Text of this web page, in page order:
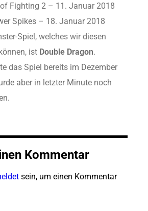
of Fighting 2 – 11. Januar 2018
Spikes – 18. Januar 2018
Spiel, welches wir diesen
ist Double Dragon.
das Spiel bereits im Dezember
aber in letzter Minute noch
Kommentar
sein, um einen Kommentar